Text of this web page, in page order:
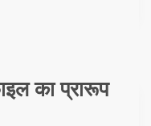
का प्रारूप